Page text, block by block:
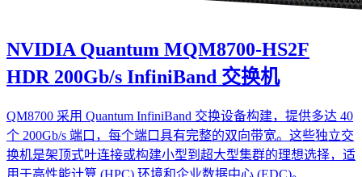
NVIDIA Quantum MQM8700-HS2F
HDR 200Gb/s InfiniBand 交换机
QM8700 采用 Quantum InfiniBand 交换设备构建，提供多达 40
个 200Gb/s 端口，每个端口具有完整的双向带宽。这些独立交
换机是架顶式叶连接或构建小型到超大型集群的理想选择，适
用于高性能计算 (HPC) 环境和企业数据中心 (EDC)。